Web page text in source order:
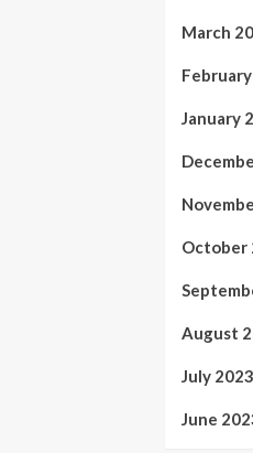
March
January
October
August
July 2023
June